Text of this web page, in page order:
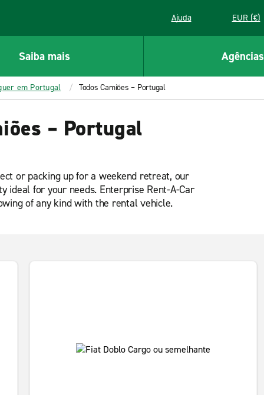
Ajuda EUR (€)
Saiba mais Agências
em Portugal Todos Camiões – Portugal
– Portugal
or packing up for a weekend retreat, our
ideal for your needs. Enterprise Rent-A-Car
of any kind with the rental vehicle.